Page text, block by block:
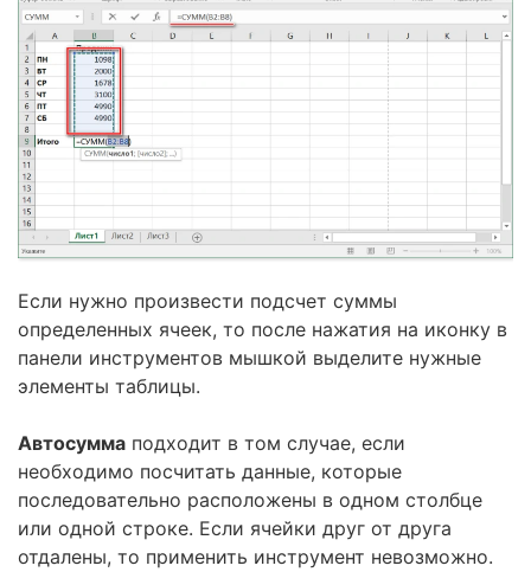
Если нужно произвести подсчет суммы
определенных ячеек, то после нажатия на иконку в
панели инструментов мышкой выделите нужные
элементы таблицы.
Автосумма подходит в том случае, если
необходимо посчитать данные, которые
последовательно расположены в одном столбце
или одной строке. Если ячейки друг от друга
отдалены, то применить инструмент невозможно.